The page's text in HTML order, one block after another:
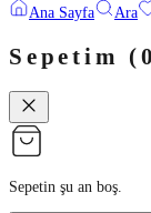
Ana Sayfa
Ara
Sepetim (0
Sepetin şu an boş.